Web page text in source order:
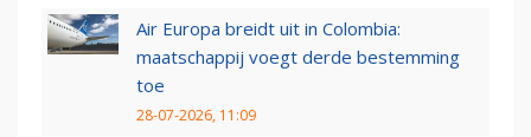
Air Europa breidt uit in Colombia:
maatschappij voegt derde bestemming
toe
28-07-2026, 11:09